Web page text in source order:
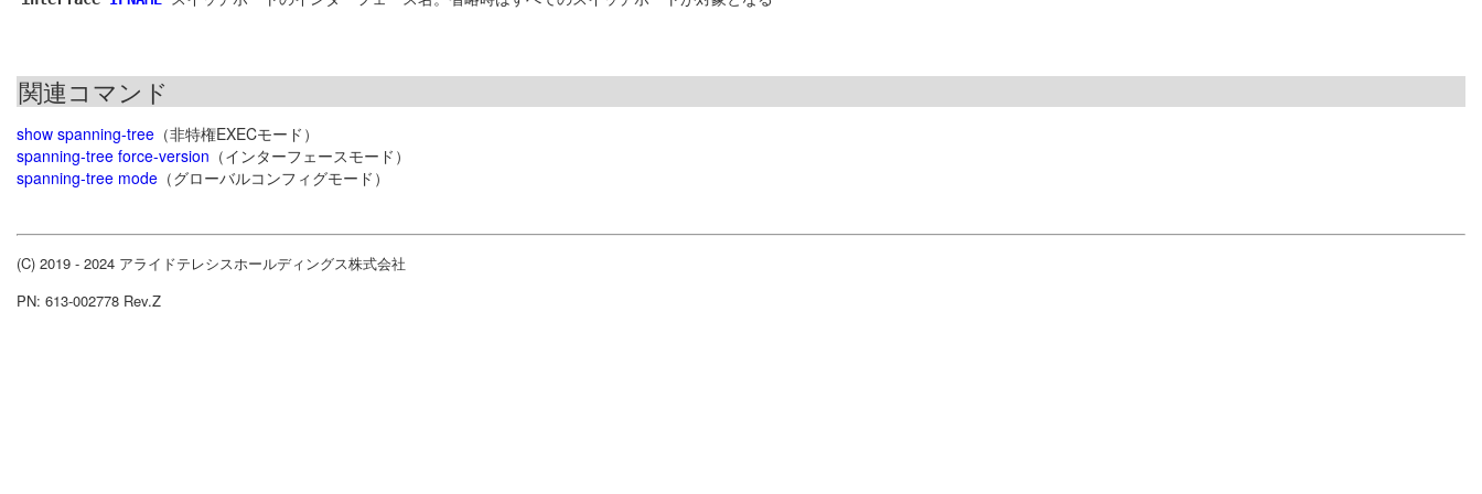
関連コマンド
show spanning-tree （非特権EXECモード）
spanning-tree force-version （インターフェースモード）
spanning-tree mode （グローバルコンフィグモード）
(C) 2019 - 2024 アライドテレシスホールディングス株式会社
PN: 613-002778 Rev.Z